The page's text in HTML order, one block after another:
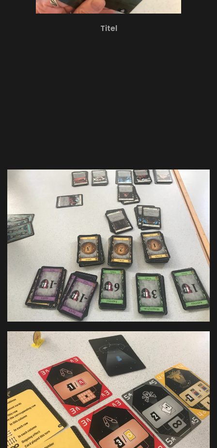
Titel